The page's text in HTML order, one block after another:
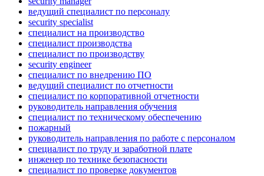
ведущий специалист по персоналу
security specialist
специалист на производство
специалист производства
специалист по производству
security engineer
специалист по внедрению ПО
ведущий специалист по отчетности
специалист по корпоративной отчетности
руководитель направления обучения
специалист по техническому обеспечению
пожарный
руководитель направления по работе с персоналом
специалист по труду и заработной плате
инженер по технике безопасности
специалист по проверке документов